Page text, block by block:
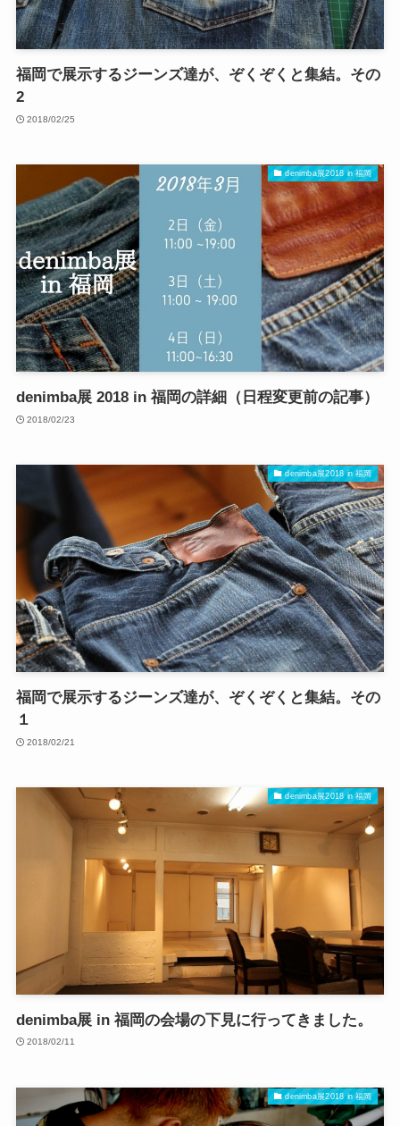
福岡で展示するジーンズ達が、ぞくぞくと集結。その
2
2018/02/25
denimba展2018 in 福岡
denimba展 2018 in 福岡の詳細（日程変更前の記事）
2018/02/23
denimba展2018 in 福岡
福岡で展示するジーンズ達が、ぞくぞくと集結。その
１
2018/02/21
denimba展2018 in 福岡
denimba展 in 福岡の会場の下見に行ってきました。
2018/02/11
denimba展2018 in 福岡